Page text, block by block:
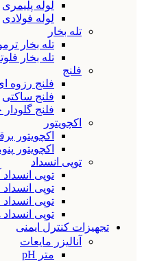
لوله پلیمری
لوله فولادی
تله بخار
تله بخار
تله بخار
فلنج
فلنج رزوه
فلنج ساکتی
فلنج
اکچویتور
اکچویتور
اکچویتور
توپی انسداد
توپی
توپی
توپی
توپی
تجهیزات کنترل ایمنی
آنالیزر مایعات
متر pH